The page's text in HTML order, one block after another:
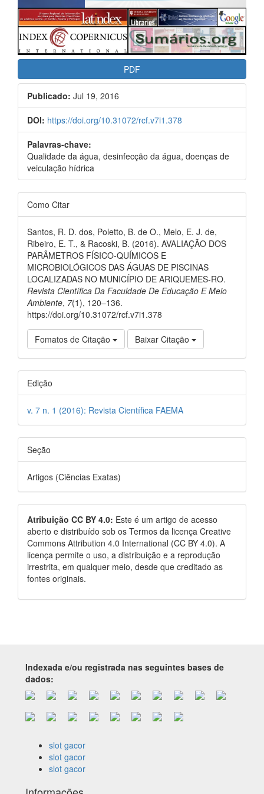
PDF
Publicado: Jul 19, 2016
DOI: https://doi.org/10.31072/rcf.v7i1.378
Palavras-chave:
Qualidade da água, desinfecção da água, doenças de
veiculação hídrica
Como Citar
Santos, R. D. dos, Poletto, B. de O., Melo, E. J. de,
Ribeiro, E. T., & Racoski, B. (2016). AVALIAÇÃO DOS
PARÂMETROS FÍSICO-QUÍMICOS E
MICROBIOLÓGICOS DAS ÁGUAS DE PISCINAS
LOCALIZADAS NO MUNICÍPIO DE ARIQUEMES-RO.
Revista Científica Da Faculdade De Educação E Meio
Ambiente, 7(1), 120–136.
https://doi.org/10.31072/rcf.v7i1.378
Fomatos de Citação Baixar Citação
Edição
v. 7 n. 1 (2016): Revista Científica FAEMA
Seção
Artigos (Ciências Exatas)
Atribuição CC BY 4.0: Este é um artigo de acesso
aberto e distribuído sob os Termos da licença Creative
Commons Attribution 4.0 International (CC BY 4.0). A
licença permite o uso, a distribuição e a reprodução
irrestrita, em qualquer meio, desde que creditado as
fontes originais.
Indexada e/ou registrada nas seguintes bases de
dados:
slot gacor
slot gacor
slot gacor